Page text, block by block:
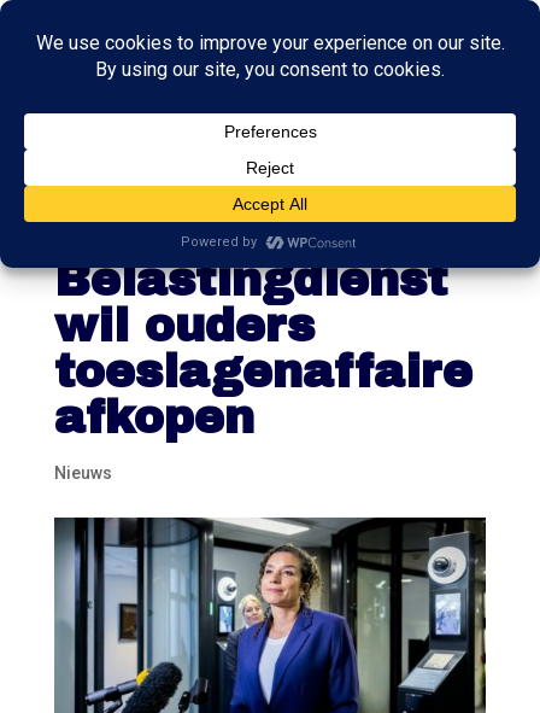
Onorthodoxe
maatregel:
Belastingdienst
wil ouders
toeslagenaffaire
afkopen
Nieuws